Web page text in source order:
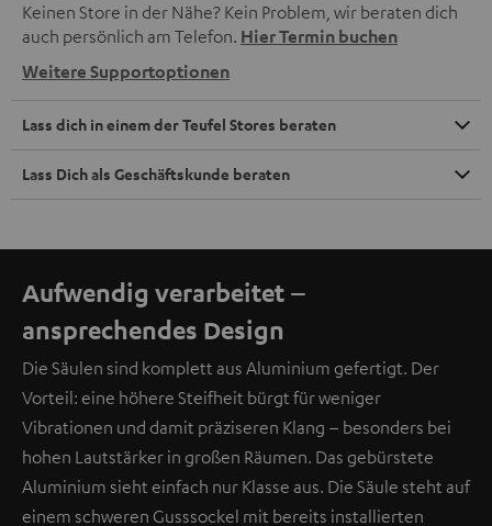
Keinen Store in der Nähe? Kein Problem, wir beraten dich
auch persönlich am Telefon. Hier Termin buchen
Weitere Supportoptionen
Lass dich in einem der Teufel Stores beraten
Lass Dich als Geschäftskunde beraten
Aufwendig verarbeitet –
ansprechendes Design
Die Säulen sind komplett aus Aluminium gefertigt. Der
Vorteil: eine höhere Steifheit bürgt für weniger
Vibrationen und damit präziseren Klang – besonders bei
hohen Lautstärker in großen Räumen. Das gebürstete
Aluminium sieht einfach nur Klasse aus. Die Säule steht auf
einem schweren Gusssockel mit bereits installierten